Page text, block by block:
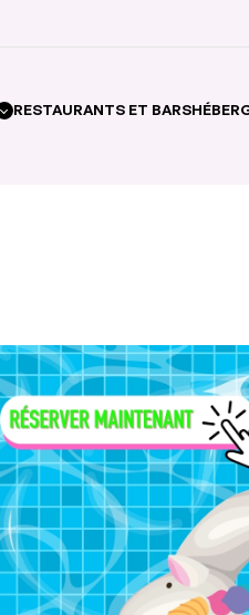
RESTAURANTS ET BARS